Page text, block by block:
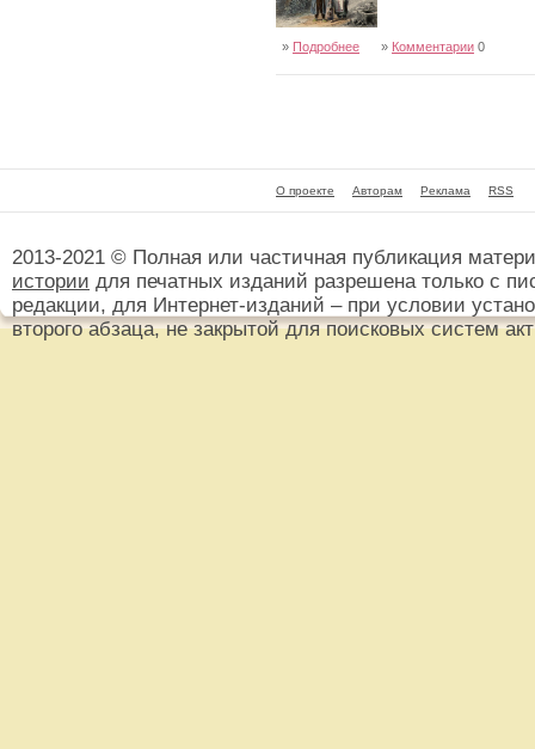
» Подробнее » Комментарии 0
О проекте Авторам Реклама RSS
2013-2021 © Полная или частичная публикация
истории для печатных изданий разрешена только с
редакции, для Интернет-изданий – при условии
второго абзаца, не закрытой для поисковых систем